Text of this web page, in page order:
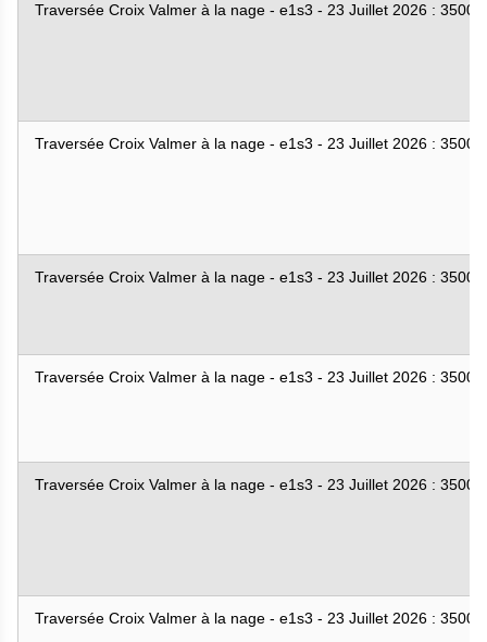
Traversée Croix Valmer à la nage - e1s3 - 23 Juillet 2026 : 3500m
Traversée Croix Valmer à la nage - e1s3 - 23 Juillet 2026 : 3500m
Traversée Croix Valmer à la nage - e1s3 - 23 Juillet 2026 : 3500m
Traversée Croix Valmer à la nage - e1s3 - 23 Juillet 2026 : 3500m
Traversée Croix Valmer à la nage - e1s3 - 23 Juillet 2026 : 3500m
Traversée Croix Valmer à la nage - e1s3 - 23 Juillet 2026 : 3500m